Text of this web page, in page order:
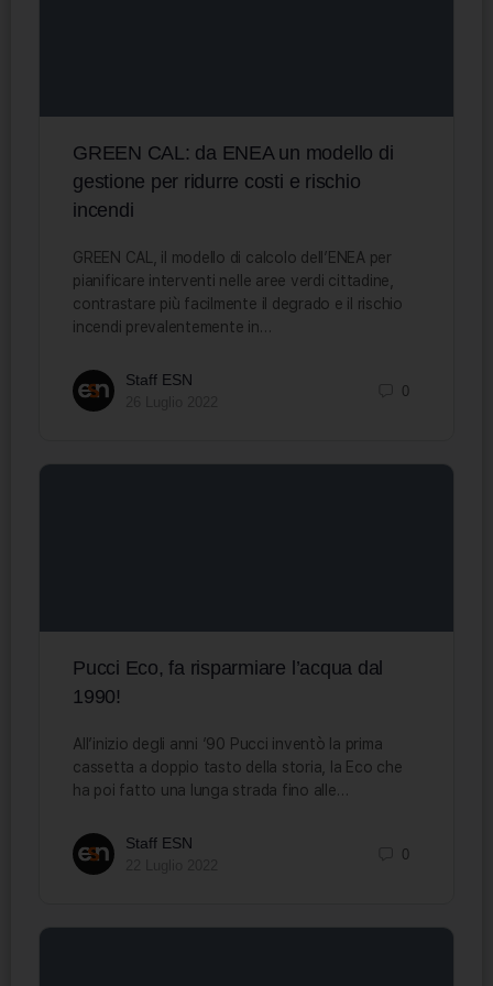
GREEN CAL: da ENEA un modello di
gestione per ridurre costi e rischio
incendi
GREEN CAL, il modello di calcolo dell’ENEA per
pianificare interventi nelle aree verdi cittadine,
contrastare più facilmente il degrado e il rischio
incendi prevalentemente in…
Staff ESN
0
Pucci Eco, fa risparmiare l’acqua dal
1990!
All’inizio degli anni ’90 Pucci inventò la prima
cassetta a doppio tasto della storia, la Eco che
ha poi fatto una lunga strada fino alle…
Staff ESN
0